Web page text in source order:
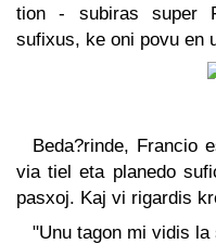
tion - subiras super
sufixus, ke oni povu en
Beda?rinde, Francio
via tiel eta planedo
pasxoj. Kaj vi rigardis
"Unu tagon mi vidis